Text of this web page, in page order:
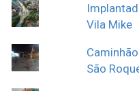
Vila Mike
São